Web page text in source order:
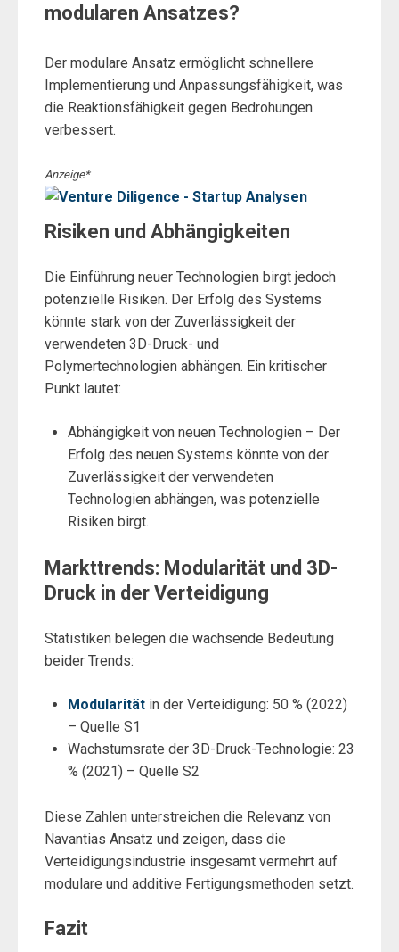
modularen Ansatzes?
Der modulare Ansatz ermöglicht schnellere
Implementierung und Anpassungsfähigkeit, was
die Reaktionsfähigkeit gegen Bedrohungen
verbessert.
Anzeige*
Risiken und Abhängigkeiten
Die Einführung neuer Technologien birgt jedoch
potenzielle Risiken. Der Erfolg des Systems
könnte stark von der Zuverlässigkeit der
verwendeten 3D-Druck- und
Polymertechnologien abhängen. Ein kritischer
Punkt lautet:
Abhängigkeit von neuen Technologien – Der
Erfolg des neuen Systems könnte von der
Zuverlässigkeit der verwendeten
Technologien abhängen, was potenzielle
Risiken birgt.
Markttrends: Modularität und 3D-
Druck in der Verteidigung
Statistiken belegen die wachsende Bedeutung
beider Trends:
Modularitätin der Verteidigung: 50 % (2022)
– Quelle S1
Wachstumsrate der 3D-Druck-Technologie: 23
% (2021) – Quelle S2
Diese Zahlen unterstreichen die Relevanz von
Navantias Ansatz und zeigen, dass die
Verteidigungsindustrie insgesamt vermehrt auf
modulare und additive Fertigungsmethoden setzt.
Fazit